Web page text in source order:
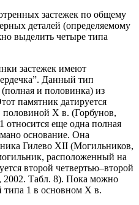
застежек по общему
деталей (определяемому
выделить четыре типа
застежек имеют
Данный тип
и половинка) из
памятник датируется
X в. (Горбунов,
еще одна полная
основание. Она
Гилево XII (Могильников,
расположенный на
второй четвертью–второй
Табл. 8). Пока можно
типа 1 в основном X в.